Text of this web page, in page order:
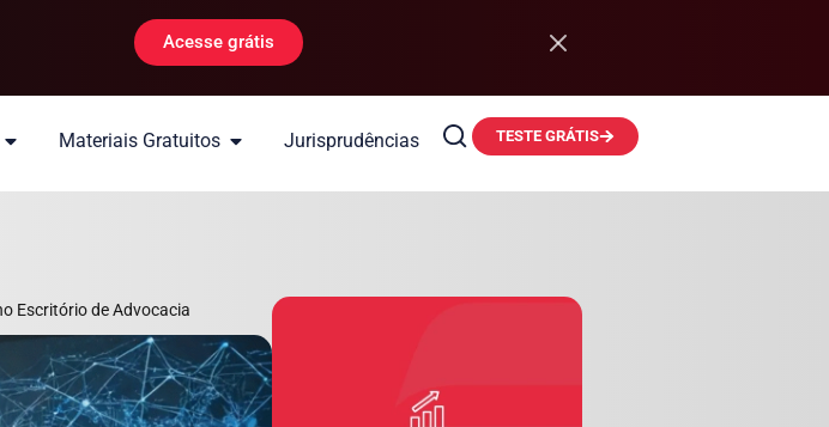
Acesse grátis
Materiais Gratuitos Jurisprudências TESTE GRÁTIS
Escritório de Advocacia